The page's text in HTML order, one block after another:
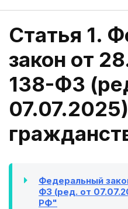
Статья 1.
закон от
138-ФЗ
Федеральный
ФЗ (ред. от
РФ"